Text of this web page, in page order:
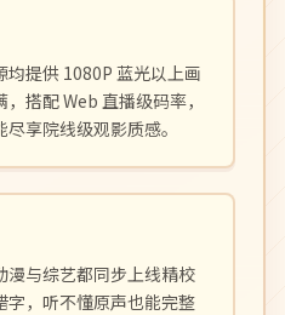
提供 1080P 蓝光以上画
搭配 Web 直播级码率，
享院线级观影质感。
漫与综艺都同步上线精校
字，听不懂原声也能完整